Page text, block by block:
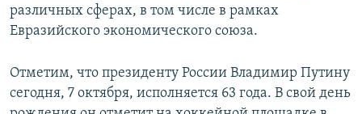
различных сферах, в том числе в рамках
Евразийского экономического союза.
Отметим, что президенту России Владимир Путину
сегодня, 7 октября, исполняется 63 года. В свой день